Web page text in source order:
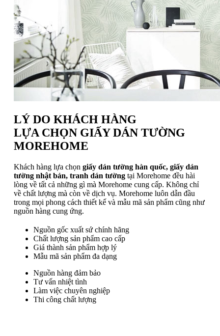
LÝ DO KHÁCH HÀNG
LỰA CHỌN GIẤY DÁN TƯỜNG
MOREHOME
Khách hàng lựa chọn giấy dán tường hàn quốc, giấy dán
tường nhật bản, tranh dán tường tại Morehome đều hài
lòng về tất cả những gì mà Morehome cung cấp. Không chỉ
về chất lượng mà còn về dịch vụ. Morehome luôn dẫn đầu
trong mọi phong cách thiết kế và mẫu mã sản phẩm cũng như
nguồn hàng cung ứng.
Nguồn gốc xuất sứ chính hãng
Chất lượng sản phẩm cao cấp
Giá thành sản phẩm hợp lý
Mẫu mã sản phẩm đa dạng
Nguồn hàng đảm bảo
Tư vấn nhiệt tình
Làm việc chuyên nghiệp
Thi công chất lượng